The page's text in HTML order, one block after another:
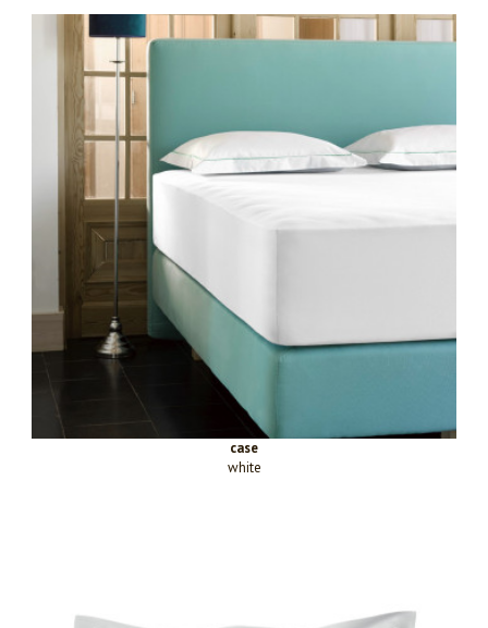
case
white